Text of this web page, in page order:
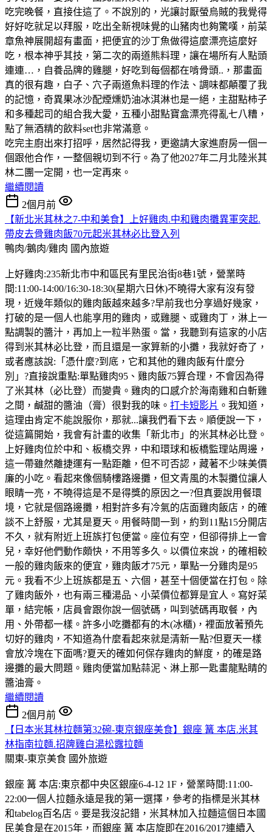
吃完晚餐，直接住這了。不說別的，光讓討厭螢烏賊的我覺得
好好吃就足以拜服，吃出全新視味覺的山豬肉也夠驚嘆，前菜
章魚神展開超有畫面，把便宜的沙丁魚做得這麼漂亮這麼好
吃，根本神乎其技，第二次的兩道熊料理，讓在場所有人點頭
連連…，自養品牌的雞腿，好吃到每個都在啃骨頭..，那畫面
真的很有趣，白子、穴子兩道魚料理的作法、調味都顛覆了我
的記憶，奇異果冰沙配煙燻奶油冰淇淋也是一絕，主甜點柿子
和多種起司的組合我大愛，五種小甜點寶盒漂亮得亂七八糟，
點了無酒精的飲料set也非常滿意。
吃完主廚出來打招呼，居然記得我，更邀請大家進廚房一個一
個跟他合作，一整個親切到不行。為了他2027年二月北陸米其
林二團一定開，也一定再來。
繼續閱讀
2個月前
【新北米其林之7-中和美食】上好雞肉.中和雞肉攤異軍突起.
帶皮去骨雞肉飯70元起米其林必比登入列
鴨肉/鵝肉/雞肉 國內旅遊
上好雞肉:235新北市中和區民有里民治街8巷1號，營業時
間:11:00-14:00/16:30-18:30(星期六日休)不曉得大家有沒有發
現，近幾年類似的雞肉飯越來越多?早前我也分享過好幾家，
打破的是一個人也能享用的雞肉，或雞腿、或雞肉丁，淋上一
點調製的醬汁，再加上一粒半熟蛋。當，我聽到有這家的小店
得到米其林必比登，而且還是一家算新的小攤，我就好奇了，
或者應該說:「憑什麼?到底，它和其他的雞肉飯有什麼分
別」?直接說重點:單點雞肉95、雞肉飯75算合理，不會因為得
了米其林（必比登）而變貴。雞肉的口感介於海南雞和白斬雞
之間，鹹甜的醬油（膏）很對我的味。 打卡短影片 。我知道，
這理由肯定不能說服你，那就...讓我們看下去。順便說一下，
從這篇開始，我會有計畫的收集「新北市」的米其林必比登。
上好雞肉位於中和、板橋交界，中和環球和板橋監理站周邊，
這一帶雖然離捷運有一點距離，但不可否認，藏著不少味美價
廉的小吃。看起來像個騎樓路邊攤，但文青風的木製攤位讓人
眼睛一亮，不曉得這是不是得獎的原因之一?但真要說用餐環
境，它就是個路邊攤，相對許多有冷氣的店面雞肉飯店，的確
談不上舒服，尤其是夏天。用餐時間一到，約到11點15分開店
不久，就有附近上班族打包便當。座位有空，但卻得排上一會
兒，幸好他們動作頗快，不用等多久。以價位來說，的確相較
一般的雞肉飯來的便宜，雞肉飯才75元，單點一分雞肉是95
元。我看不少上班族都是五、六個，甚至十個便當在打包。除
了雞肉飯外，也有兩三種湯品、小菜價位都算是宜人。寫好菜
單，結完帳，店員會跟你說一個號碼，叫到號碼再取餐，內
用、外帶都一樣。許多小吃攤都有的木(冰櫃)，裡面放著預先
切好的雞肉，不知道為什麼看起來就是清新一點?但夏天一樣
會放冷塊在下面嗎?夏天的確如何保存雞肉的鮮度，的確是路
邊攤的最大問題。雞肉便當加點蒜泥、淋上那一匙畫龍點睛的
醬油膏。
繼續閱讀
2個月前
【日本米其林拉麵第32碗-東京銀座美食】銀座 篝 本店.米其
林指南拉麵.招牌雞白湯松露拉麵
關東-東京美食 國外旅遊
銀座 篝 本店:東京都中央区銀座6-4-12 1F，營業時間:11:00-
22:00一個人拉麵永遠是我的第一選擇，參考的指標是米其林
和tabelog百名店。要是我沒記錯，米其林加入拉麵這個日本國
民美食是在2015年，而銀座 篝 本店旋即在2016/2017連續入